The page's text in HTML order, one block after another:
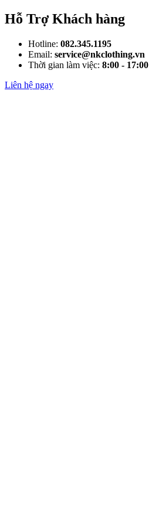
Hỗ Trợ Khách hàng
Hotline: 082.345.1195
Email: service@nkclothing.vn
Thời gian làm việc: 8:00 - 17:00
Liên hệ ngay